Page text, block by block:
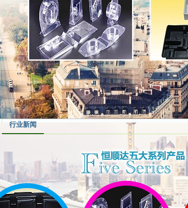
行业新闻
植绒吸塑托包
在物品包装制造行业中，采用植绒吸塑托包装的物品不
使用价值的包装商品，其主要具备下列运用特性：
1、植绒吸塑托关键原材料是PS原材料，再开展植毛，